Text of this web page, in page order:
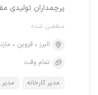
پرچمداران تولیدی
منقضی شده
البرز
قزوین
تمام وقت
مدیر کارخانه مدیر